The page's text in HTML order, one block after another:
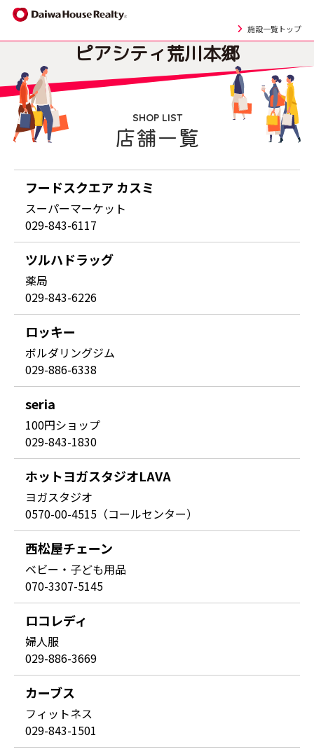
施設一覧トップ
ピアシティ荒川本郷
SHOP LIST
店舗一覧
フードスクエア カスミ
スーパーマーケット
029-843-6117
ツルハドラッグ
薬局
029-843-6226
ロッキー
ボルダリングジム
029-886-6338
seria
100円ショップ
029-843-1830
ホットヨガスタジオLAVA
ヨガスタジオ
0570-00-4515（コールセンター）
西松屋チェーン
ベビー・子ども用品
070-3307-5145
ロコレディ
婦人服
029-886-3669
カーブス
フィットネス
029-843-1501